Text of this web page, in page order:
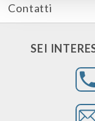
Contatti
SEI